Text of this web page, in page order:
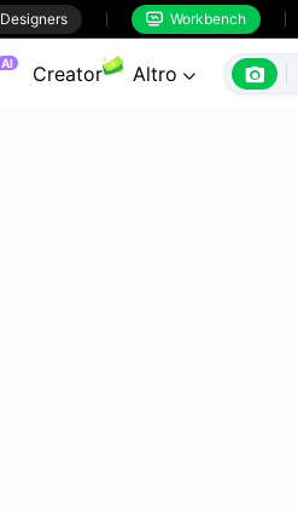
Designers  Workbench
AI Creator Altro  